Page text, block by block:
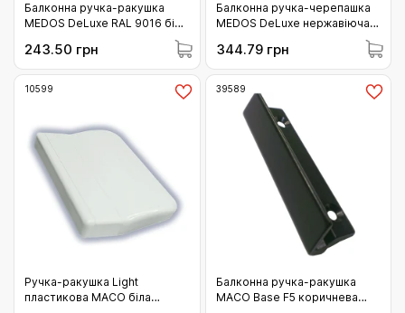
Балконна ручка-ракушка
MEDOS DeLuxe RAL 9016 біла
243.50 грн
Балконна ручка-черепашка
MEDOS DeLuxe нержавіюча
344.79 грн
10599
Ручка-ракушка Light
пластикова MACO біла
39589
Балконна ручка-ракушка
МACO Base F5 коричнева